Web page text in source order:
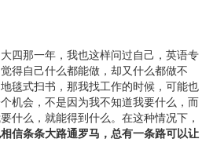
四那一年，我也这样问过自己，英语专
得自己什么都能做，却又什么都做不
毯式扫书，那我找工作的时候，可能也
机会，不是因为我不知道我要什么，而
什么，就能得到什么。在这种情况下，
信条条大路通罗马，总有一条路可以让